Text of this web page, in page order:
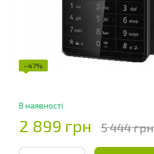
−47%
В наявності
2 899 грн 5 444 грн